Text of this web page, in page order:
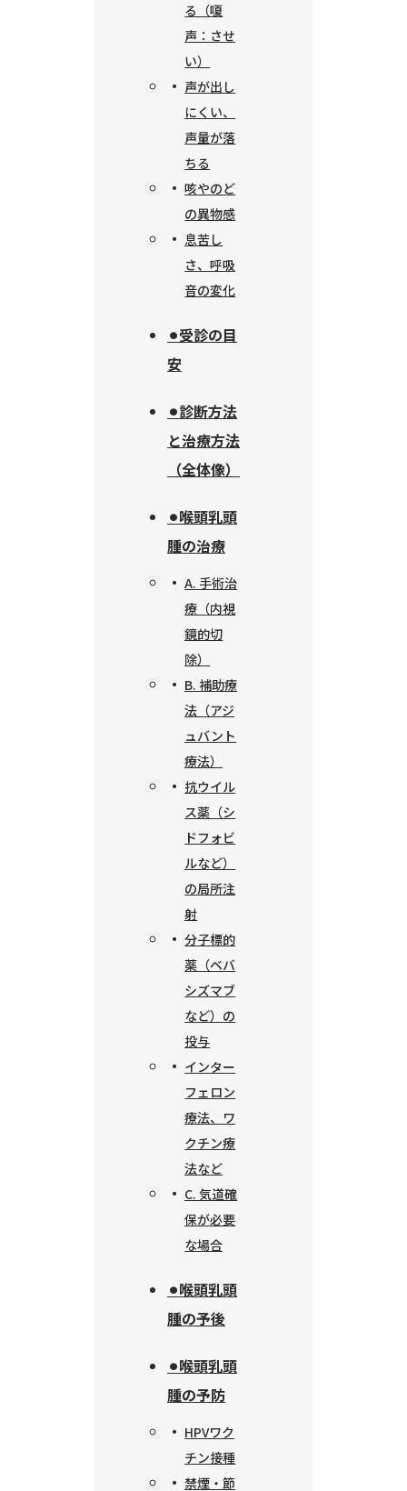
る（嗄
声：させ
い）
声が出し
にくい、
声量が落
ちる
咳やのど
の異物感
息苦し
さ、呼吸
音の変化
⚫︎受診の目
安
⚫︎診断方法
と治療方法
（全体像）
⚫︎喉頭乳頭
腫の治療
A. 手術治
療（内視
鏡的切
除）
B. 補助療
法（アジ
ュバント
療法）
抗ウイル
ス薬（シ
ドフォビ
ルなど）
の局所注
射
分子標的
薬（ベバ
シズマブ
など）の
投与
インター
フェロン
療法、ワ
クチン療
法など
C. 気道確
保が必要
な場合
⚫︎喉頭乳頭
腫の予後
⚫︎喉頭乳頭
腫の予防
HPVワク
チン接種
禁煙・節